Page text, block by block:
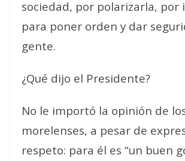
sociedad, por polarizarla, por
para poner orden y dar
gente.
¿Qué dijo el Presidente?
No le importó la opinión de
morelenses, a pesar de
respeto: para él es “un buen